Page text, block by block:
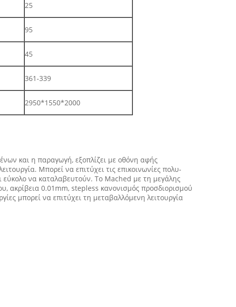
25
95
45
361-339
2950*1550*2000
και η παραγωγή, εξοπλίζει με οθόνη αφής
Μπορεί να επιτύχει τις επικοινωνίες πολυ-
εύκολο να καταλαβευτούν. Το Mached με τη μεγάλης
ακρίβεια 0.01mm, stepless κανονισμός προσδιορισμού
μπορεί να επιτύχει τη μεταβαλλόμενη λειτουργία